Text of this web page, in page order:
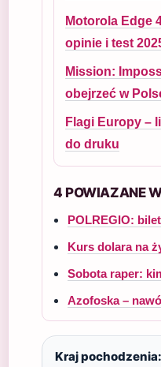
Motorola Edge
opinie i test
Mission:
obejrzeć w
Flagi Europy –
do druku
4 POWIAZANE
POLREGIO:
Kurs dolara na
Sobota raper:
Azofoska –
Kraj pochodzenia: